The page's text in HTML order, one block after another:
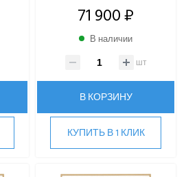
71 900 ₽
В наличии
шт
В КОРЗИНУ
КУПИТЬ В 1 КЛИК